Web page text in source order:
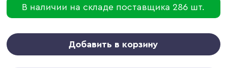
В наличии на складе поставщика 286 шт.
Добавить в корзину